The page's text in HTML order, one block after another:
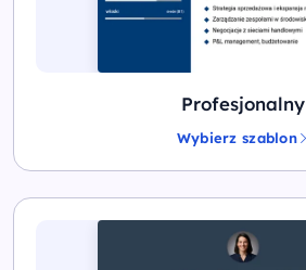
Profesjonalny
Wybierz szablon